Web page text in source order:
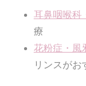
耳鼻咽喉科
療
花粉症・風
リンスがお